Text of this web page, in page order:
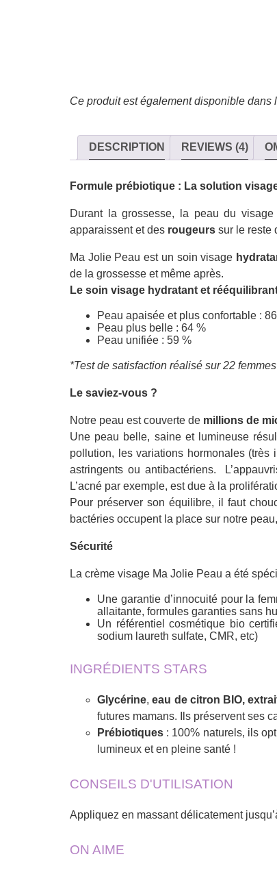
Ce produit est également disponible dans
DESCRIPTION REVIEWS (4)
Formule prébiotique : La solution
Durant la grossesse, la peau du
apparaissent et des rougeurs sur le reste
Ma Jolie Peau est un soin visage
de la grossesse et même après.
Le soin visage hydratant et
Peau apaisée et plus confortable :
Peau plus belle : 64 %
Peau unifiée : 59 %
*Test de satisfaction réalisé sur 22
Le saviez-vous ?
Notre peau est couverte de millions de
Une peau belle, saine et lumineuse
pollution, les variations hormonales (très
astringents ou antibactériens.
L’acné par exemple, est due à la
Pour préserver son équilibre, il faut
bactéries occupent la place sur notre
Sécurité
La crème visage Ma Jolie Peau a été
Une garantie d’innocuité pour la
allaitante, formules garanties sans
Un référentiel cosmétique bio
sodium laureth sulfate, CMR, etc)
INGRÉDIENTS STARS
Glycérine,eau de citron BIO,
futures mamans. Ils préservent ses
Prébiotiques : 100% naturels, ils
lumineux et en pleine santé !
CONSEILS D'UTILISATION
Appliquez en massant délicatement
ON AIME